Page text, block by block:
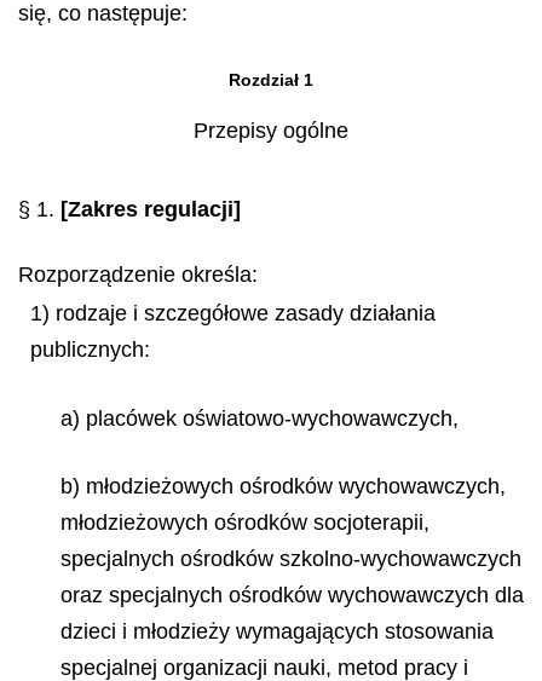
się, co następuje:
Rozdział 1
Przepisy ogólne
§ 1. [Zakres regulacji]
Rozporządzenie określa:
1) rodzaje i szczegółowe zasady działania
publicznych:
a) placówek oświatowo-wychowawczych,
b) młodzieżowych ośrodków wychowawczych,
młodzieżowych ośrodków socjoterapii,
specjalnych ośrodków szkolno-wychowawczych
oraz specjalnych ośrodków wychowawczych dla
dzieci i młodzieży wymagających stosowania
specjalnej organizacji nauki, metod pracy i